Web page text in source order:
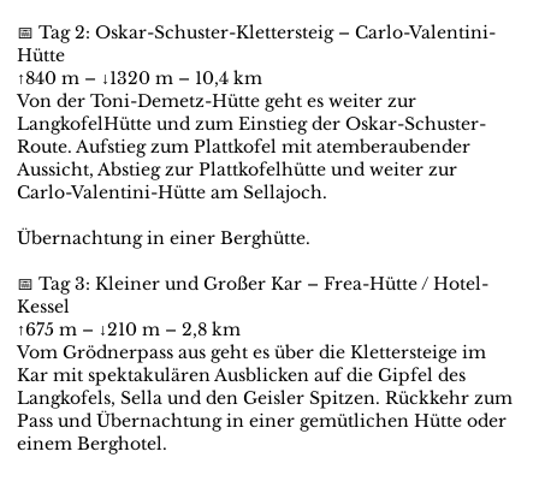
📅 Tag 2: Oskar-Schuster-Klettersteig – Carlo-Valentini-
Hütte
↑840 m – ↓1320 m – 10,4 km
Von der Toni-Demetz-Hütte geht es weiter zur
LangkofelHütte und zum Einstieg der Oskar-Schuster-
Route. Aufstieg zum Plattkofel mit atemberaubender
Aussicht, Abstieg zur Plattkofelhütte und weiter zur
Carlo-Valentini-Hütte am Sellajoch.
Übernachtung in einer Berghütte.
📅 Tag 3: Kleiner und Großer Kar – Frea-Hütte / Hotel-
Kessel
↑675 m – ↓210 m – 2,8 km
Vom Grödnerpass aus geht es über die Klettersteige im
Kar mit spektakulären Ausblicken auf die Gipfel des
Langkofels, Sella und den Geisler Spitzen. Rückkehr zum
Pass und Übernachtung in einer gemütlichen Hütte oder
einem Berghotel.